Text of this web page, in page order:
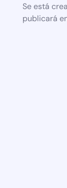
Se está
publicará